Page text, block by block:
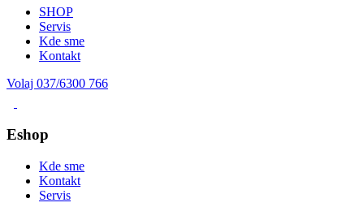
SHOP
Servis
Kde sme
Kontakt
Volaj 037/6300 766
Eshop
Kde sme
Kontakt
Servis